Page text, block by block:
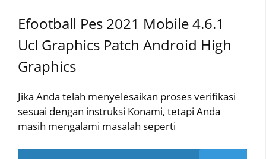
Efootball Pes 2021 Mobile 4.6.1
Ucl Graphics Patch Android High
Graphics
Jika Anda telah menyelesaikan proses verifikasi
sesuai dengan instruksi Konami, tetapi Anda
masih mengalami masalah seperti